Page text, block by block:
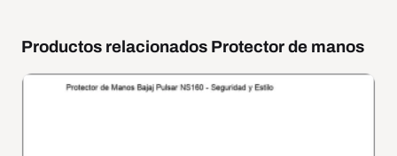
Productos relacionados Protector de manos